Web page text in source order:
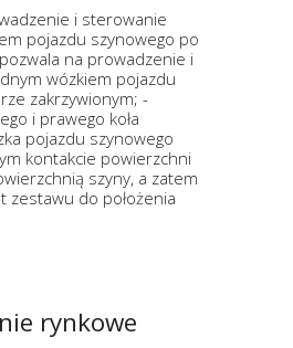
i sterowanie
pojazdu szynowego po
na prowadzenie i
wózkiem pojazdu
zakrzywionym; -
i prawego koła
pojazdu szynowego
kontakcie powierzchni
szyny, a zatem
do położenia
rynkowe